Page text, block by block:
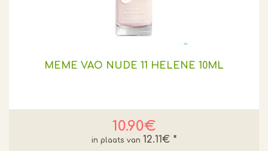
MEME VAO NUDE 11 HELENE 10ML
10.90€
12.11€ *